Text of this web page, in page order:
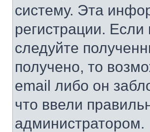
систему. Эта
регистрации.
следуйте
получено, то
email либо он
что ввели
администратором.